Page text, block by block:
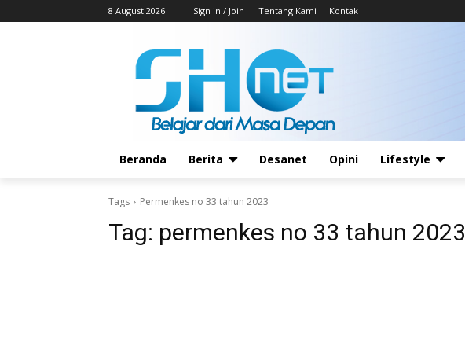
8 August 2026 Sign in / Join Tentang Kami Kontak
Beranda Berita Desanet Opini Lifestyle
Tags Permenkes no 33 tahun 2023
Tag: permenkes no 33 tahun 2023